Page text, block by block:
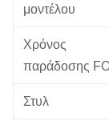
μοντέλου
Χρόνος
παράδοσης
Στυλ